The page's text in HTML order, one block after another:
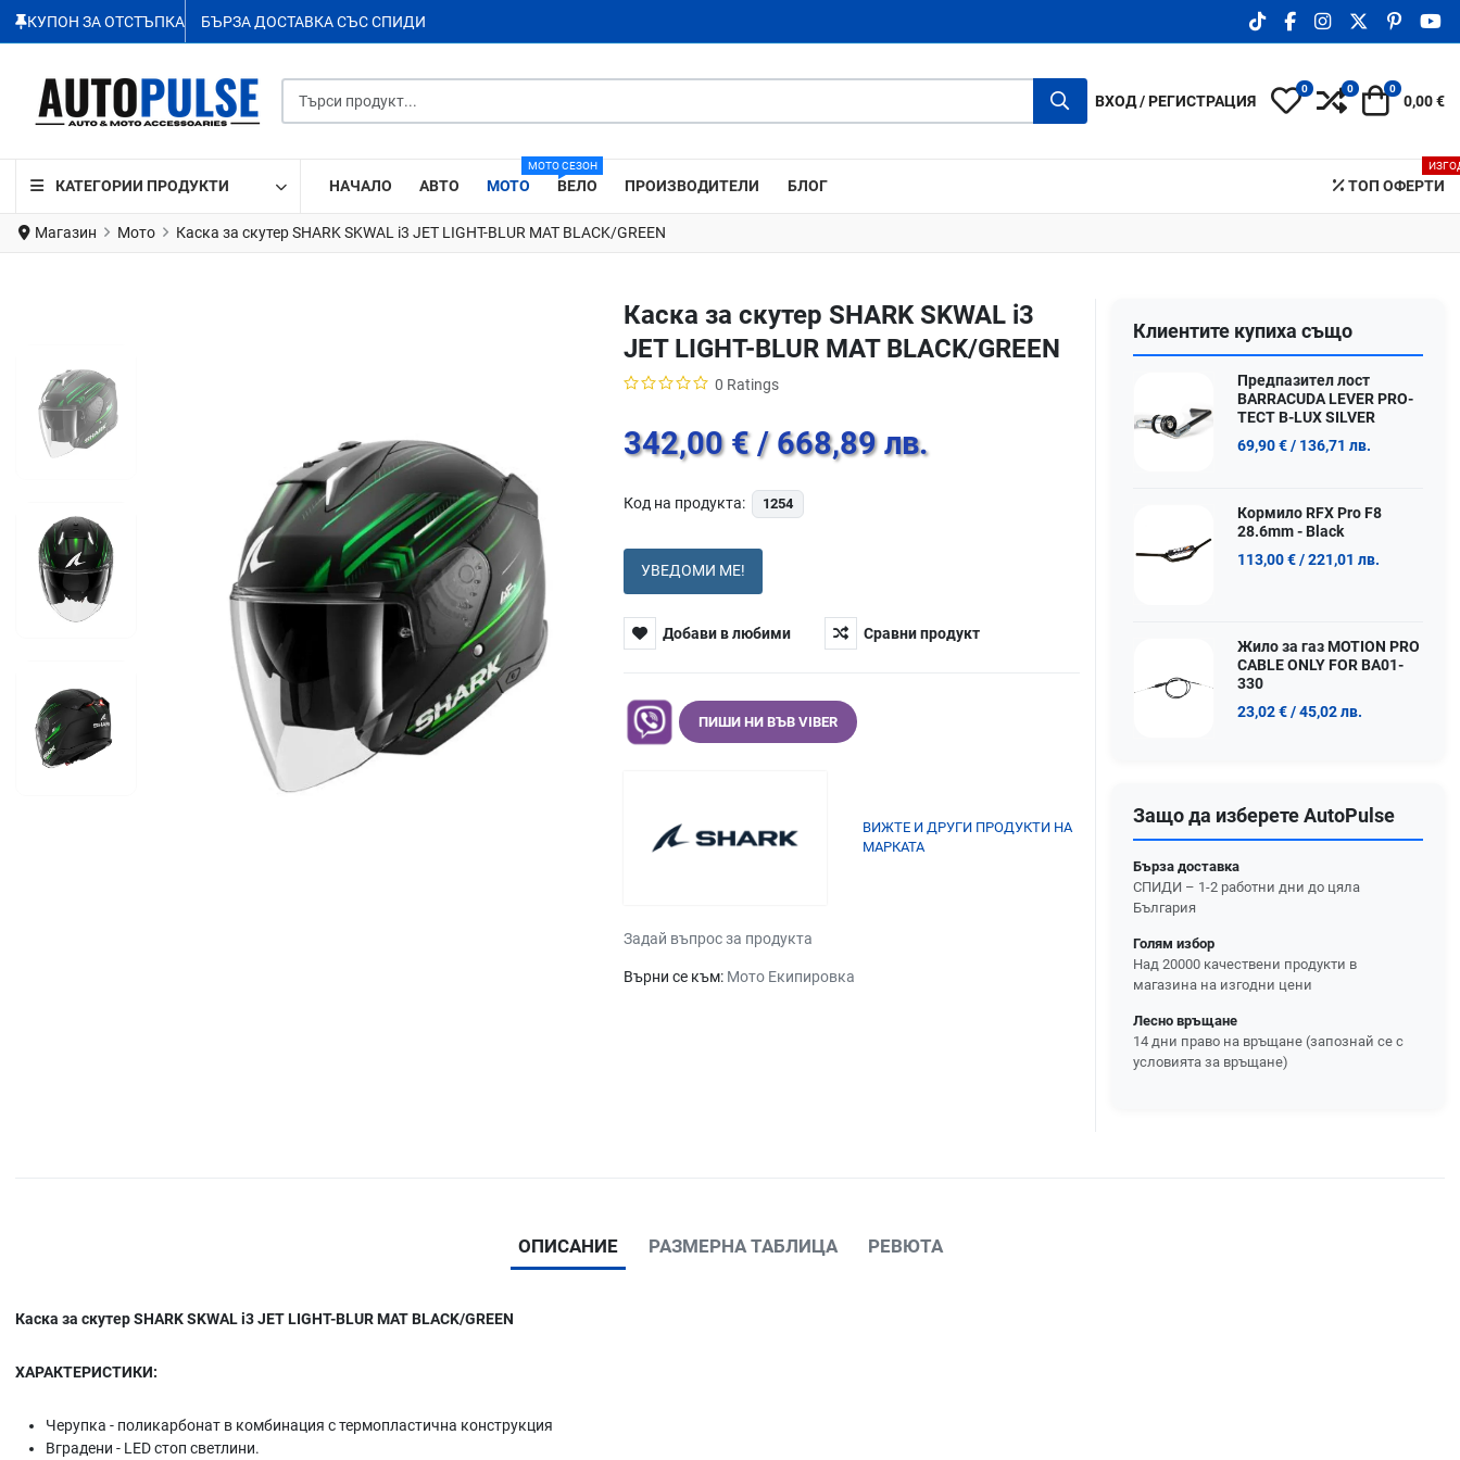
КУПОН ЗА ОТСТЪПКА БЪРЗА ДОСТАВКА СЪС СПИДИ TIKTOK SOCIAL LINK
FACEBOOK SOCIAL
INSTAGRAM
X.COM
ВХОД / РЕГИСТРАЦИЯ My Wishlist
0 Compare
0 Количка
0
0,00 €
КАТЕГОРИИ ПРОДУКТИ НАЧАЛО АВТО МОТО
МОТО СЕЗОН
ВЕЛО ПРОИЗВОДИТЕЛИ БЛОГ ТОП ОФЕРТИ
Магазин Мото Каска за скутер SHARK SKWAL i3 JET LIGHT-BLUR MAT BLACK/GREEN
Каска за скутер SHARK SKWAL i3
JET LIGHT-BLUR MAT BLACK/GREEN
0 Ratings
342,00 € / 668,89 лв.
Код на продукта: 1254
УВЕДОМИ МЕ!
Добави в любими Сравни продукт
ПИШИ НИ ВЪВ VIBER
ВИЖТЕ И ДРУГИ ПРОДУКТИ НА
МАРКАТА
Задай въпрос за продукта
Върни се към: Мото Екипировка
Клиентите купиха също
Предпазител лост
BARRACUDA LEVER PRO-
TECT B-LUX SILVER
69,90 €/ 136,71 лв.
Кормило RFX Pro F8
28.6mm - Black
113,00 €/ 221,01 лв.
Жило за газ MOTION PRO
CABLE ONLY FOR BA01-
330
23,02 €/ 45,02 лв.
Защо да изберете AutoPulse
Бърза доставка
СПИДИ – 1-2 работни дни до цяла
България
Голям избор
Над 20000 качествени продукти в
магазина на изгодни цени
Лесно връщане
14 дни право на връщане (запознай се с
условията за връщане)
ОПИСАНИЕ РАЗМЕРНА ТАБЛИЦА РЕВЮТА
Каска за скутер SHARK SKWAL i3 JET LIGHT-BLUR MAT BLACK/GREEN
ХАРАКТЕРИСТИКИ:
Черупка - поликарбонат в комбинация с термопластична конструкция
Вградени - LED стоп светлини.